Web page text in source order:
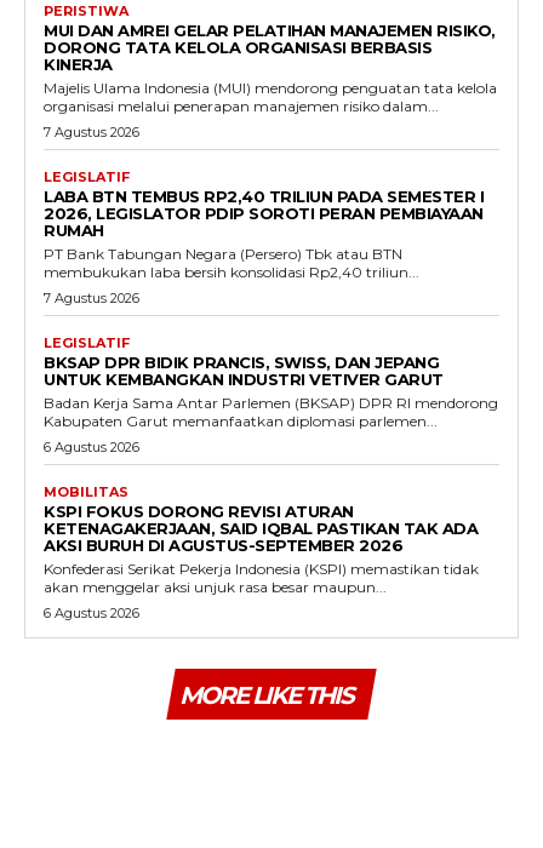
PERISTIWA
MUI DAN AMREI GELAR PELATIHAN MANAJEMEN RISIKO,
DORONG TATA KELOLA ORGANISASI BERBASIS
KINERJA
Majelis Ulama Indonesia (MUI) mendorong penguatan tata kelola
organisasi melalui penerapan manajemen risiko dalam...
7 Agustus 2026
LEGISLATIF
LABA BTN TEMBUS RP2,40 TRILIUN PADA SEMESTER I
2026, LEGISLATOR PDIP SOROTI PERAN PEMBIAYAAN
RUMAH
PT Bank Tabungan Negara (Persero) Tbk atau BTN
membukukan laba bersih konsolidasi Rp2,40 triliun...
7 Agustus 2026
LEGISLATIF
BKSAP DPR BIDIK PRANCIS, SWISS, DAN JEPANG
UNTUK KEMBANGKAN INDUSTRI VETIVER GARUT
Badan Kerja Sama Antar Parlemen (BKSAP) DPR RI mendorong
Kabupaten Garut memanfaatkan diplomasi parlemen...
6 Agustus 2026
MOBILITAS
KSPI FOKUS DORONG REVISI ATURAN
KETENAGAKERJAAN, SAID IQBAL PASTIKAN TAK ADA
AKSI BURUH DI AGUSTUS-SEPTEMBER 2026
Konfederasi Serikat Pekerja Indonesia (KSPI) memastikan tidak
akan menggelar aksi unjuk rasa besar maupun...
6 Agustus 2026
MORE LIKE THIS